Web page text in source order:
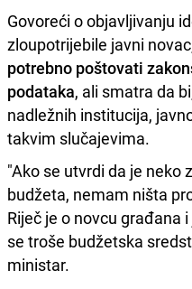
Govoreći o objavljivanju
zloupotrijebile javni
potrebno poštovati
podataka, ali smatra da
nadležnih institucija,
takvim slučajevima.
"Ako se utvrdi da je neko
budžeta, nemam ništa
Riječ je o novcu građana
se troše budžetska
ministar.